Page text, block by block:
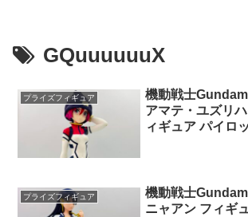
GQuuuuuuX
プライズフィギュア
機動戦士
アマテ・ユズリ
ィギュア パイロ
プライズフィギュア
機動戦士
ニャアン フィギ